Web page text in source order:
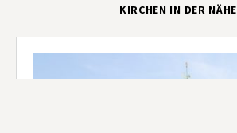
KIRCHEN IN DER NÄHE